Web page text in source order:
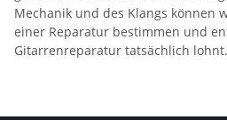
Mechanik und des Klangs können
einer Reparatur bestimmen und
Gitarrenreparatur tatsächlich lohnt.